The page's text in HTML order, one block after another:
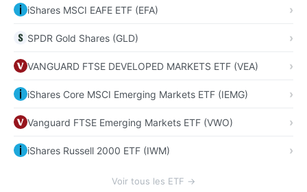
iShares MSCI EAFE ETF (EFA)
SPDR Gold Shares (GLD)
VANGUARD FTSE DEVELOPED MARKETS ETF (VEA)
iShares Core MSCI Emerging Markets ETF (IEMG)
Vanguard FTSE Emerging Markets ETF (VWO)
iShares Russell 2000 ETF (IWM)
Voir tous les ETF →